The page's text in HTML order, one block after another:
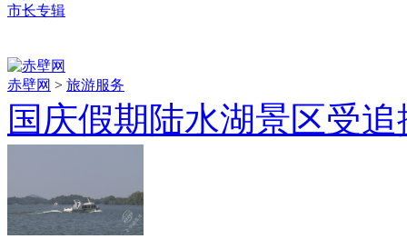
市长专辑
赤壁网 > 旅游服务
国庆假期陆水湖景区受追